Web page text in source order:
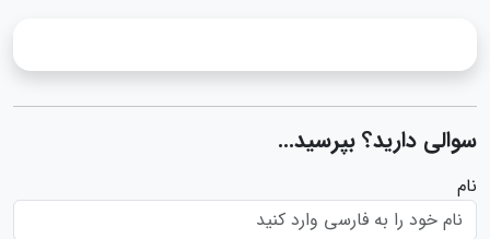
سوالی دارید؟ بپرسید...
نام